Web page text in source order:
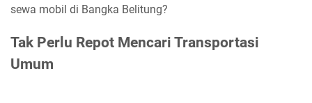
sewa mobil di Bangka Belitung?
Tak Perlu Repot Mencari Transportasi
Umum